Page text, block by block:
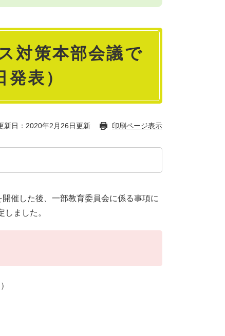
対策本部会議で
表）
新日：2020年2月26日更新 印刷ページ表示
催した後、一部教育委員会に係る事項に
ました。